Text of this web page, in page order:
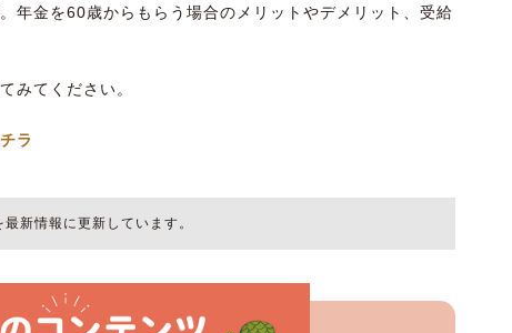
年金を60歳からもらう場合のメリットやデメリット、受給
みてください。
ラ
新情報に更新しています。